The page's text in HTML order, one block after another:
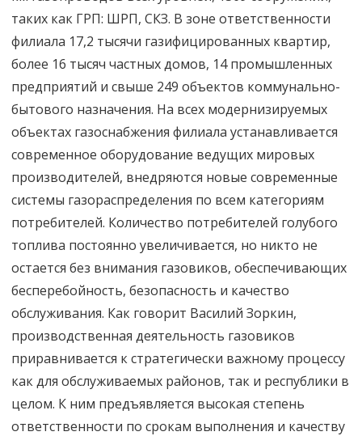
таких как ГРП: ШРП, СКЗ. В зоне ответственности
филиала 17,2 тысячи газифицированных квартир,
более 16 тысяч частных домов, 14 промышленных
предприятий и свыше 249 объектов коммунально-
бытового назначения. На всех модернизируемых
объектах газоснабжения филиала устанавливается
современное оборудование ведущих мировых
производителей, внедряются новые современные
системы газораспределения по всем категориям
потребителей. Количество потребителей голубого
топлива постоянно увеличивается, но никто не
остается без внимания газовиков, обеспечивающих
бесперебойность, безопасность и качество
обслуживания. Как говорит Василий Зоркин,
производственная деятельность газовиков
приравнивается к стратегически важному процессу
как для обслуживаемых районов, так и республики в
целом. К ним предъявляется высокая степень
ответственности по срокам выполнения и качеству